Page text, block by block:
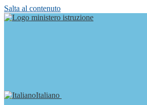
Salta al contenuto
Italiano